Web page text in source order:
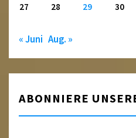
27
28 29 30
« Juni Aug. »
ABONNIERE